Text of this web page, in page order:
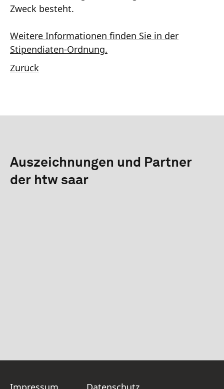
Zweck besteht.
Weitere Informationen finden Sie in der
Stipendiaten-Ordnung.
Zurück
Auszeichnungen und Partner
der htw saar